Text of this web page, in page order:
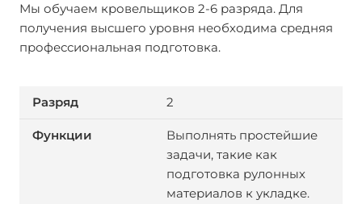
Мы обучаем кровельщиков 2-6 разряда. Для
получения высшего уровня необходима средняя
профессиональная подготовка.
2
Выполнять простейшие
задачи, такие как
подготовка рулонных
материалов к укладке.